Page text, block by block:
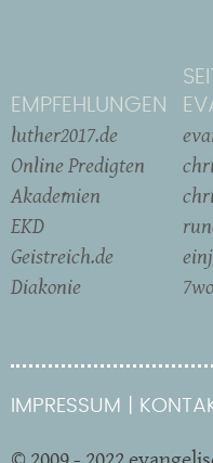
EMPFEHLUNGEN
luther2017.de
Online Predigten
Akademien
EKD
Geistreich.de
Diakonie
IMPRESSUM